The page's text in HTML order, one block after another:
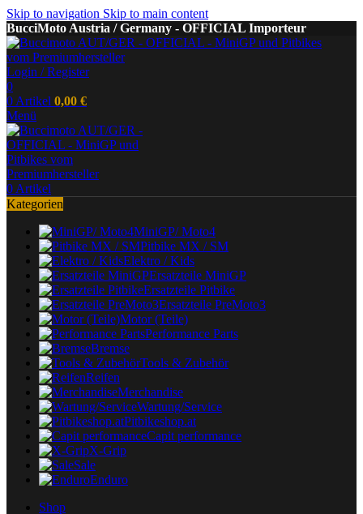
Skip to navigation Skip to main content
BucciMoto Austria / Germany - OFFICIAL Importeur
Login / Register
0
0 Artikel 0,00 €
Menü
0 Artikel
Kategorien
MiniGP/ Moto4
Pitbike MX / SM
Elektro / Kids
Ersatzteile MiniGP
Ersatzteile Pitbike
Ersatzteile PreMoto3
Motor (Teile)
Performance Parts
Bremse
Tools & Zubehör
Reifen
Merchandise
Wartung/Service
Pitbikeshop.at
Capit performance
X-Grip
Sale
Enduro
Shop